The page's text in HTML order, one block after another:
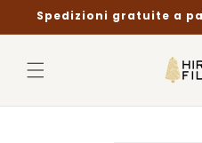
direttamente
ai contenuti
Spedizioni gratuite a